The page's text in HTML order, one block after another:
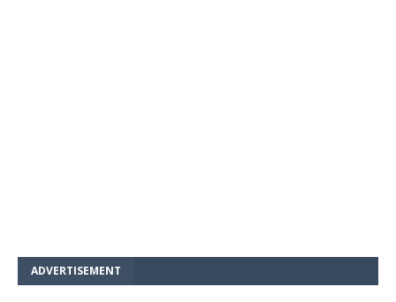
ADVERTISEMENT